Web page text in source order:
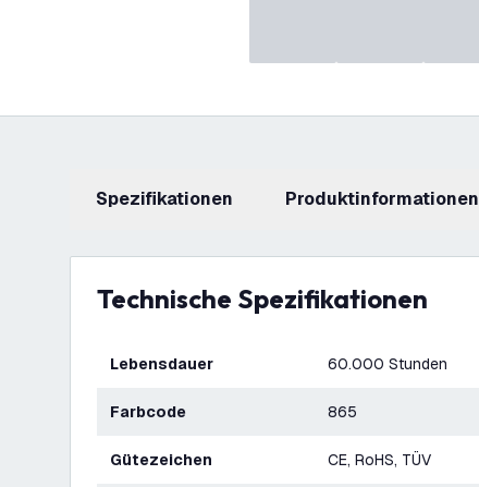
Spezifikationen Produktinformationen
Technische Spezifikationen
Lebensdauer 60.000 Stunden
Farbcode 865
Gütezeichen CE, RoHS, TÜV